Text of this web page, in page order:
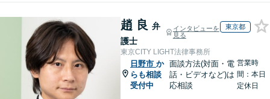
趙 良 弁
護士
インタビューを
見る
東京都
東京CITY LIGHT法律事務所
日野市 か
らも相談
受付中
面談方法(対面・電
話・ビデオなど)は
応相談
営業時
間：本日
定休日